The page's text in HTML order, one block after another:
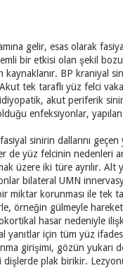
gelir, esas olarak
bir etkisi olan şekil
kaynaklanır. BP kraniyal
tek taraflı yüz felci
akut periferik
enfeksiyonlar,
sinirin dallarını
de yüz felcinin nedenleri
üzere iki türe ayrılır.
bilateral UMN
miktar korunması ile tek
örneğin gülmeyle
hasar nedeniyle
için tüm yüz
girişimi, gözün yukarı
plak birikir.